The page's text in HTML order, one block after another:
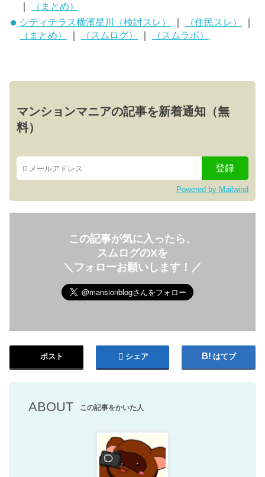
（まとめ）
シティテラス横濱星川（検討スレ）
｜ （住民スレ）
｜
（まとめ）
｜ （スムログ） ｜ （スムラボ）
マンションマニアの記事を新着通知（無
料）
Powered by Mailwind
この記事が気に入ったら、
スムログのXを
＼フォローお願いします！／
ポスト シェア はてブ
ABOUT この記事をかいた人